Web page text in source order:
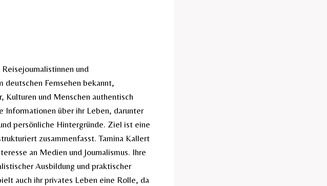
und
deutschen Fernsehen bekannt,
Kulturen und Menschen authentisch
über ihr Leben, darunter
persönliche Hintergründe. Ziel ist eine
zusammenfasst. Tamina Kallert
an Medien und Journalismus. Ihre
Ausbildung und praktischer
auch ihr privates Leben eine Rolle, da